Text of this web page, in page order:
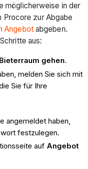
möglicherweise in der
Procore zur Abgabe
Angebotabgeben.
aus:
gehen.
melden Sie sich mit
Sie für Ihre
angemeldet haben,
festzulegen.
auf Angebot